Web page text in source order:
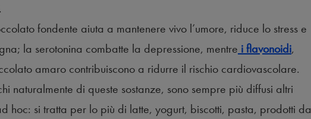
fondente aiuta a mantenere vivo l’umore, riduce lo stress e
la serotonina combatte la depressione, mentre i flavonoidi,
amaro contribuiscono a ridurre il rischio cardiovascolare.
naturalmente di queste sostanze, sono sempre più diffusi altri
hoc: si tratta per lo più di latte, yogurt, biscotti, pasta, prodotti da